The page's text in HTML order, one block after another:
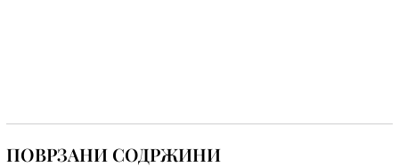
ПОВРЗАНИ СОДРЖИНИ